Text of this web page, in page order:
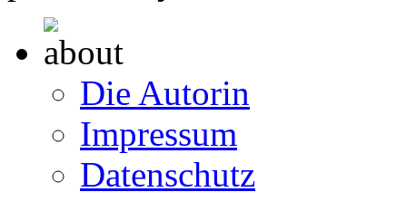
Die Autorin
Impressum
Datenschutz